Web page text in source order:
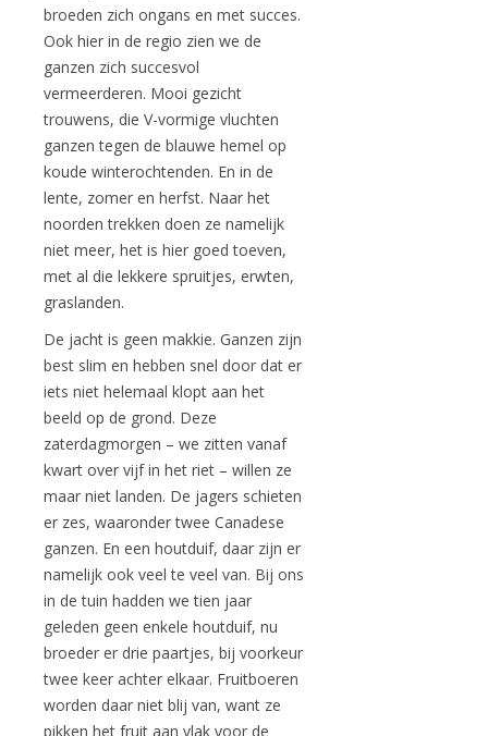
broeden zich ongans en met succes.
Ook hier in de regio zien we de
ganzen zich succesvol
vermeerderen. Mooi gezicht
trouwens, die V-vormige vluchten
ganzen tegen de blauwe hemel op
koude winterochtenden. En in de
lente, zomer en herfst. Naar het
noorden trekken doen ze namelijk
niet meer, het is hier goed toeven,
met al die lekkere spruitjes, erwten,
graslanden.
De jacht is geen makkie. Ganzen zijn
best slim en hebben snel door dat er
iets niet helemaal klopt aan het
beeld op de grond. Deze
zaterdagmorgen – we zitten vanaf
kwart over vijf in het riet – willen ze
maar niet landen. De jagers schieten
er zes, waaronder twee Canadese
ganzen. En een houtduif, daar zijn er
namelijk ook veel te veel van. Bij ons
in de tuin hadden we tien jaar
geleden geen enkele houtduif, nu
broeder er drie paartjes, bij voorkeur
twee keer achter elkaar. Fruitboeren
worden daar niet blij van, want ze
pikken het fruit aan vlak voor de